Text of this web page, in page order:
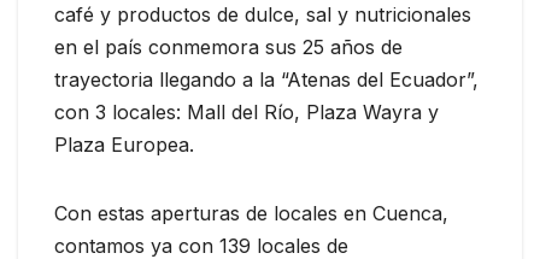
café y productos de dulce, sal y nutricionales
en el país conmemora sus 25 años de
trayectoria llegando a la “Atenas del Ecuador”,
con 3 locales: Mall del Río, Plaza Wayra y
Plaza Europea.
Con estas aperturas de locales en Cuenca,
contamos ya con 139 locales de